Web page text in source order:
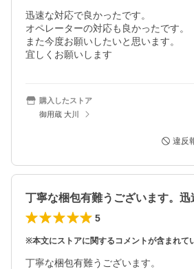
迅速な対応で良かったです。
オペレーターの対応も良かったです。
また今度お願いしたいと思います。
宜しくお願いします
購入したストア
御用蔵 大川
違反
5
※本文にストアに関するコメントが含まれて
丁寧な梱包有難うございます。